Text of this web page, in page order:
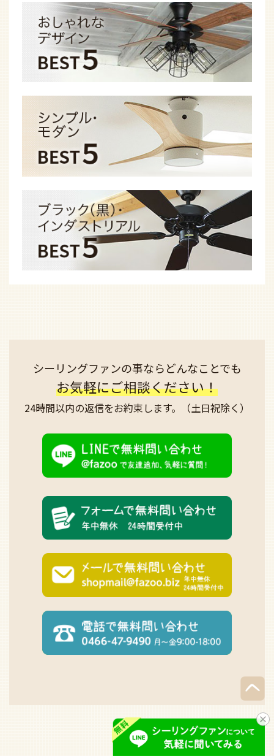
シーリングファンの事ならどんなことでも
お気軽にご相談ください！
24時間以内の返信をお約束します。 （土日祝除く）